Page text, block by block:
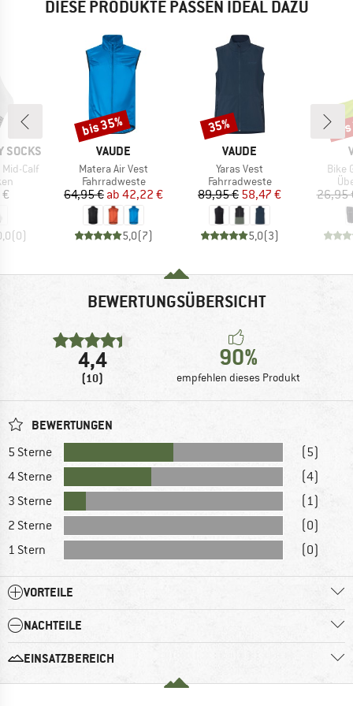
DIESE PRODUKTE PASSEN IDEAL DAZU
SOCKS
Calf
(0)
MARKE
VAUDE
Artikel
Matera Air Vest
Produktgruppe
Fahrradweste
Preis
64,95 € reduzierter Preis
ab 42,22 €
5,0(7)
Rabatt
bis 35%
MARKE
VAUDE
Artikel
Yaras Vest
Produktgruppe
Fahrradweste
Preis
89,95 €reduzierter Preis
58,47 €
5,0(3)
Rabatt
35%
Bike
26,95
BEWERTUNGSÜBERSICHT
4,4
(10)
90%
empfehlen dieses Produkt
BEWERTUNGEN
5 Sterne
(5)
4 Sterne
(4)
3 Sterne
(1)
2 Sterne
(0)
1 Stern
(0)
VORTEILE
NACHTEILE
EINSATZBEREICH